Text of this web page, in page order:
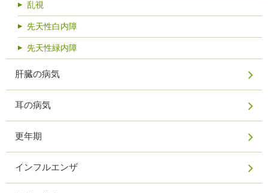
乱視
先天性白内障
先天性緑内障
肝臓の病気
耳の病気
更年期
インフルエンザ